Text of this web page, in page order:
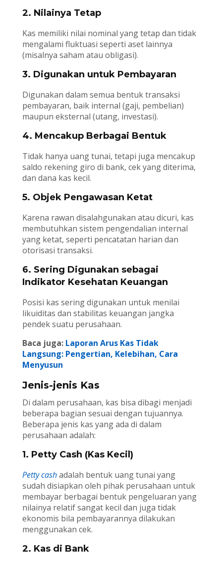
2. Nilainya Tetap
Kas memiliki nilai nominal yang tetap dan tidak
mengalami fluktuasi seperti aset lainnya
(misalnya saham atau obligasi).
3. Digunakan untuk Pembayaran
Digunakan dalam semua bentuk transaksi
pembayaran, baik internal (gaji, pembelian)
maupun eksternal (utang, investasi).
4. Mencakup Berbagai Bentuk
Tidak hanya uang tunai, tetapi juga mencakup
saldo rekening giro di bank, cek yang diterima,
dan dana kas kecil.
5. Objek Pengawasan Ketat
Karena rawan disalahgunakan atau dicuri, kas
membutuhkan sistem pengendalian internal
yang ketat, seperti pencatatan harian dan
otorisasi transaksi.
6. Sering Digunakan sebagai
Indikator Kesehatan Keuangan
Posisi kas sering digunakan untuk menilai
likuiditas dan stabilitas keuangan jangka
pendek suatu perusahaan.
Baca juga: Laporan Arus Kas Tidak
Langsung: Pengertian, Kelebihan, Cara
Menyusun
Jenis-jenis Kas
Di dalam perusahaan, kas bisa dibagi menjadi
beberapa bagian sesuai dengan tujuannya.
Beberapa jenis kas yang ada di dalam
perusahaan adalah:
1. Petty Cash (Kas Kecil)
Petty cashadalah bentuk uang tunai yang
sudah disiapkan oleh pihak perusahaan untuk
membayar berbagai bentuk pengeluaran yang
nilainya relatif sangat kecil dan juga tidak
ekonomis bila pembayarannya dilakukan
menggunakan cek.
2. Kas di Bank